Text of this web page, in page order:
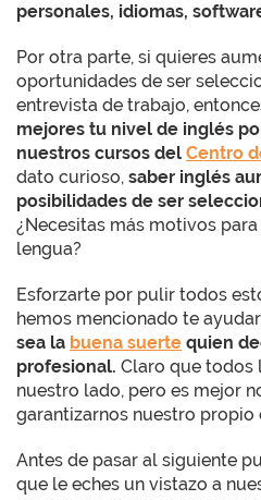
personales, idiomas,
Por otra parte, si quieres
oportunidades de ser
entrevista de trabajo,
mejores tu nivel de inglés
nuestros cursos del Centro
dato curioso, saber inglés
posibilidades de ser
¿Necesitas más motivos
lengua?
Esforzarte por pulir todos
hemos mencionado te
sea la buena suerte quien
profesional. Claro que todos
nuestro lado, pero es mejor
garantizarnos nuestro propio
Antes de pasar al siguiente
que le eches un vistazo a